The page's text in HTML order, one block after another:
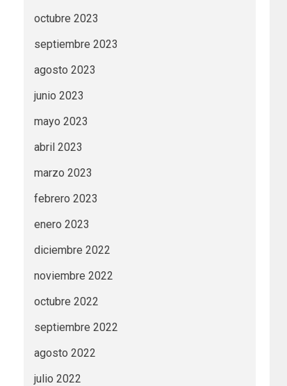
octubre 2023
septiembre 2023
agosto 2023
junio 2023
mayo 2023
abril 2023
marzo 2023
febrero 2023
enero 2023
diciembre 2022
noviembre 2022
octubre 2022
septiembre 2022
agosto 2022
julio 2022